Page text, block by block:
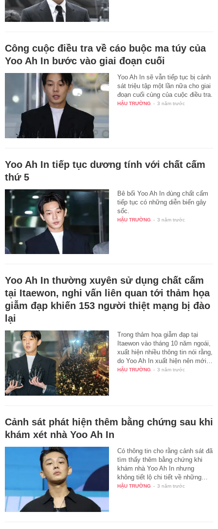
Công cuộc điều tra về cáo buộc ma túy của
Yoo Ah In bước vào giai đoạn cuối
Yoo Ah In sẽ vẫn tiếp tục bị cảnh
sát triệu tập một lần nữa cho giai
đoạn cuối cùng của cuộc điều tra.
HẬU TRƯỜNG - 3 năm trước
Yoo Ah In tiếp tục dương tính với chất cấm
thứ 5
Bê bối Yoo Ah In dùng chất cấm
tiếp tục có những diễn biến gây
sốc.
HẬU TRƯỜNG - 3 năm trước
Yoo Ah In thường xuyên sử dụng chất cấm
tại Itaewon, nghi vấn liên quan tới thảm họa
giẫm đạp khiến 153 người thiệt mạng bị đào
lại
Trong thảm họa giẫm đạp tại
Itaewon vào tháng 10 năm ngoái,
xuất hiện nhiều thông tin nói rằng,
do Yoo Ah In xuất hiện nên mới…
HẬU TRƯỜNG - 3 năm trước
Cảnh sát phát hiện thêm bằng chứng sau khi
khám xét nhà Yoo Ah In
Có thông tin cho rằng cảnh sát đã
tìm thấy thêm bằng chứng khi
khám nhà Yoo Ah In nhưng
không tiết lộ chi tiết về những…
HẬU TRƯỜNG - 3 năm trước